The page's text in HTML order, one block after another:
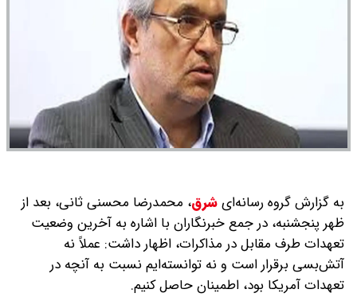
به گزارش گروه رسانه‌ایشرق، محمدرضا محسنی ثانی، بعد از
ظهر پنجشنبه، در جمع خبرنگاران با اشاره به آخرین وضعیت
تعهدات طرف مقابل در مذاکرات، اظهار داشت: عملاً نه
آتش‌بسی برقرار است و نه توانسته‌ایم نسبت به آنچه در
تعهدات آمریکا بود، اطمینان حاصل کنیم.